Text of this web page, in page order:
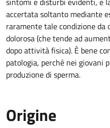
accertata soltanto mediante
raramente tale condizione da
dolorosa (che tende ad
dopo attività fisica). È bene
patologia, perché nei giovani
produzione di sperma.
Origine